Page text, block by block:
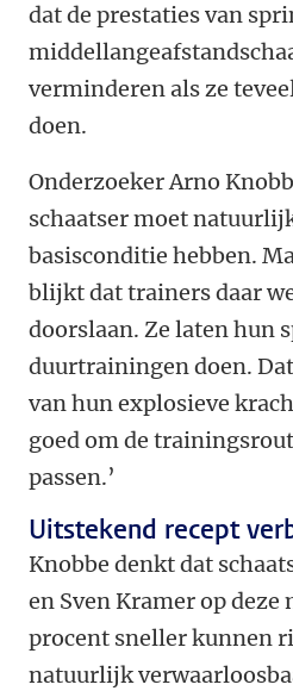
dat de prestaties van
verminderen als ze
doen.
Onderzoeker Arno
schaatser moet
basisconditie hebben.
blijkt dat trainers daar
doorslaan. Ze laten hun
duurtrainingen doen.
van hun explosieve
goed om de
passen.’
Uitstekend recept
Knobbe denkt dat
en Sven Kramer op deze
procent sneller kunnen
natuurlijk